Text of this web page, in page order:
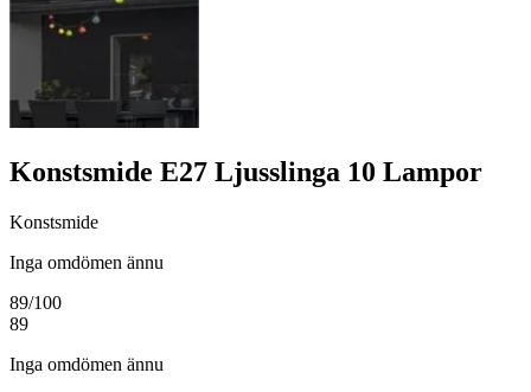
Konstsmide E27 Ljusslinga 10 Lampor
Konstsmide
Inga omdömen ännu
89/100
89
Inga omdömen ännu